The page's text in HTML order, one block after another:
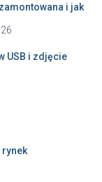
i jak
USB i zdjęcie
rynek